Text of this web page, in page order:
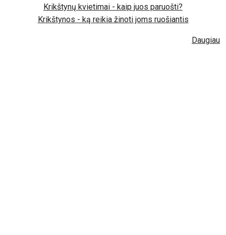
Krikštynų kvietimai - kaip juos paruošti?
Krikštynos - ką reikia žinoti joms ruošiantis
Daugiau